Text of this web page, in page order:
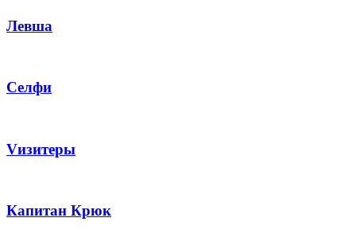
Левша
Селфи
Vизитеры
Капитан Крюк